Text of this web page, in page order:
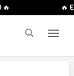
🔥